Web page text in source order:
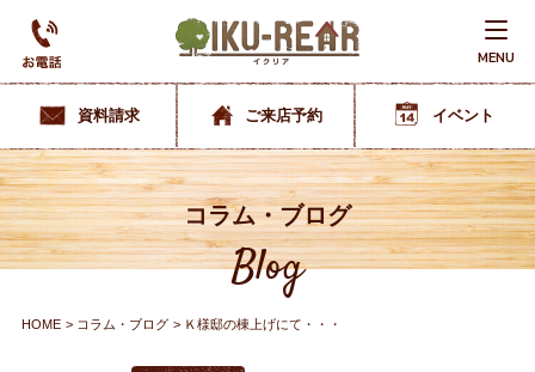
MENU
資料請求 ご来店予約 イベント
コラム・ブログ
Blog
HOME コラム・ブログ Ｋ様邸の棟上げにて・・・